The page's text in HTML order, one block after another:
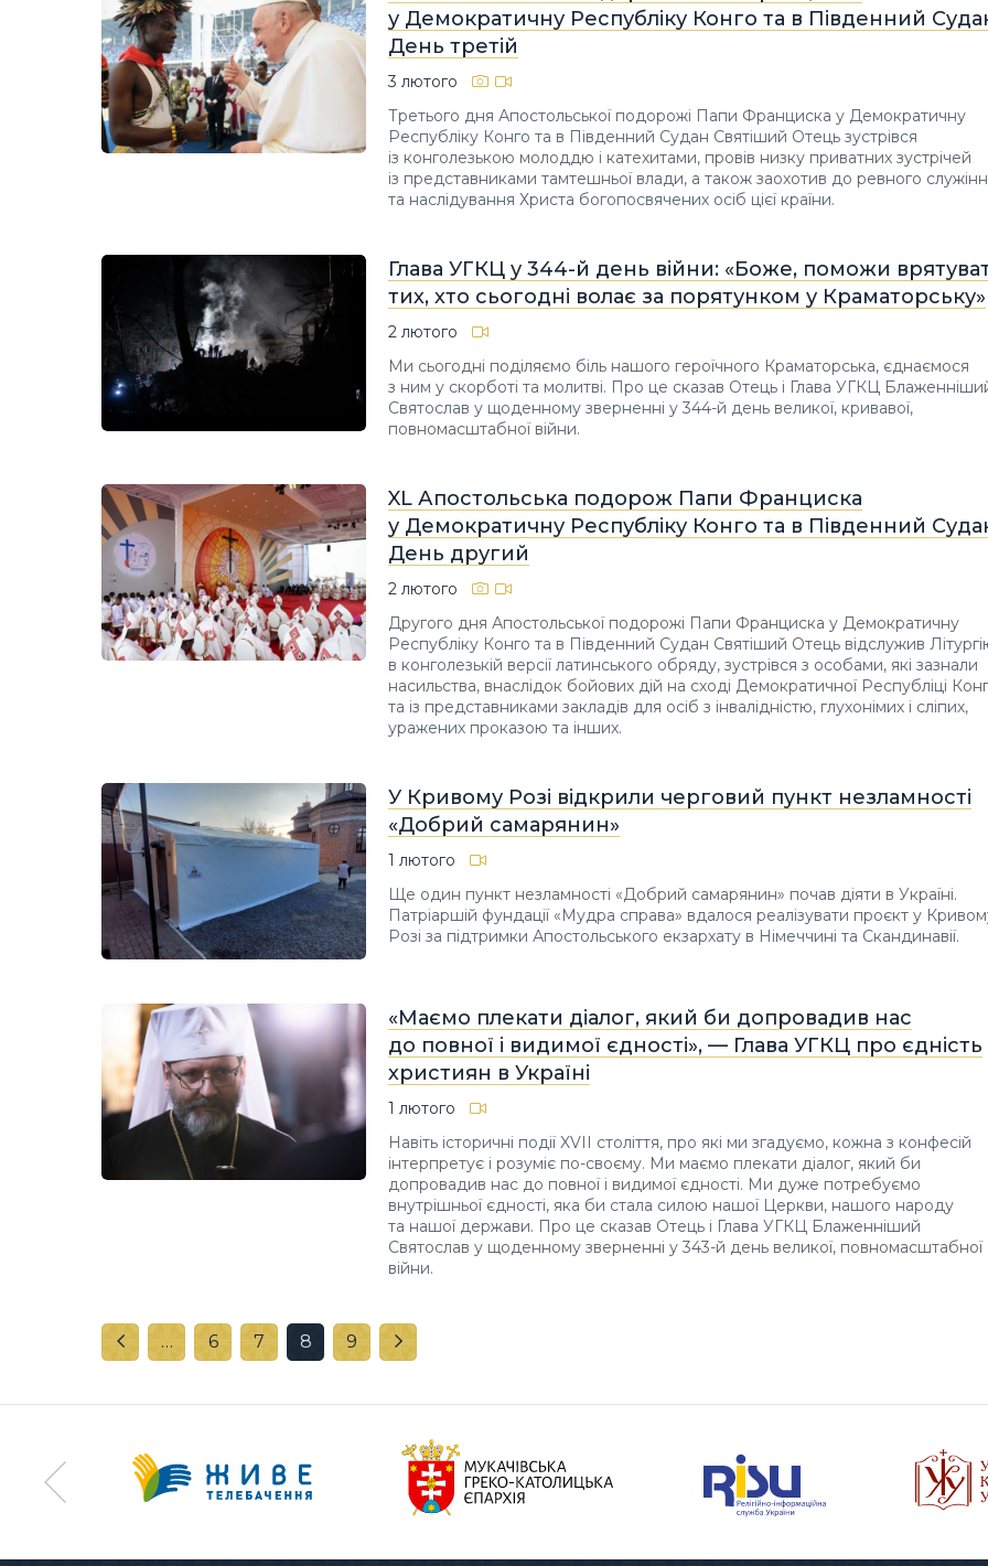
у Демократичну Республіку Конго та в Південний
День третій
3 лютого
Третього дня Апостольської подорожі Папи Франциска у Демократичну
Республіку Конго та в Південний Судан Святіший Отець зустрівся
із конголезькою молоддю і катехитами, провів низку приватних зустрічей
із представниками тамтешньої влади, а також заохотив до ревного
та наслідування Христа богопосвячених осіб цієї країни.
Глава УГКЦ у 344-й день війни: «Боже, поможи
тих, хто сьогодні волає за порятунком у Краматорську»
2 лютого
Ми сьогодні поділяємо біль нашого героїчного Краматорська, єднаємося
з ним у скорботі та молитві. Про це сказав Отець і Глава УГКЦ
Святослав у щоденному зверненні у 344-й день великої, кривавої,
повномасштабної війни.
XL Апостольська подорож Папи Франциска
у Демократичну Республіку Конго та в Південний
День другий
2 лютого
Другого дня Апостольської подорожі Папи Франциска у Демократичну
Республіку Конго та в Південний Судан Святіший Отець відслужив
в конголезькій версії латинського обряду, зустрівся з особами, які зазнали
насильства, внаслідок бойових дій на сході Демократичної Республіці
та із представниками закладів для осіб з інвалідністю, глухонімих і сліпих,
уражених проказою та інших.
У Кривому Розі відкрили черговий пункт незламності
«Добрий самарянин»
1 лютого
Ще один пункт незламності «Добрий самарянин» почав діяти в Україні.
Патріаршій фундації «Мудра справа» вдалося реалізувати проєкт у
Розі за підтримки Апостольського екзархату в Німеччині та Скандинавії.
«Маємо плекати діалог, який би допровадив нас
до повної і видимої єдності», — Глава УГКЦ про єдність
християн в Україні
1 лютого
Навіть історичні події XVII століття, про які ми згадуємо, кожна з конфесій
інтерпретує і розуміє по-своєму. Ми маємо плекати діалог, який би
допровадив нас до повної і видимої єдності. Ми дуже потребуємо
внутрішньої єдності, яка би стала силою нашої Церкви, нашого народу
та нашої держави. Про це сказав Отець і Глава УГКЦ Блаженніший
Святослав у щоденному зверненні у 343-й день великої, повномасштабної
війни.
… 6 7 8 9